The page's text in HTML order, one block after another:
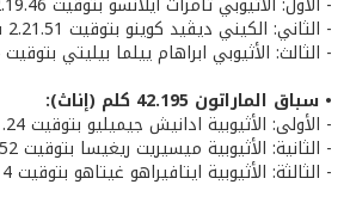
- الثاني: الكيني ديڤيد كوينو بتوقيت 2.21.51 س.
- الثالث: الأثيوبي ابراهام ييلما بيليتي بتوقيت 2.21.54 س.
• سباق الماراتون 42.195 كلم (إناث):
- الأولى: الأثيوبية ادانيش جيميليو بتوقيت 2.41.24 س.
- الثانية: الأثيوبية ميسيريت ريغيسا بتوقيت 2.48.52 س.
- الثالثة: الأثيوبية ايتافيراهو غيتاهو بتوقيت 2.55.14 س.